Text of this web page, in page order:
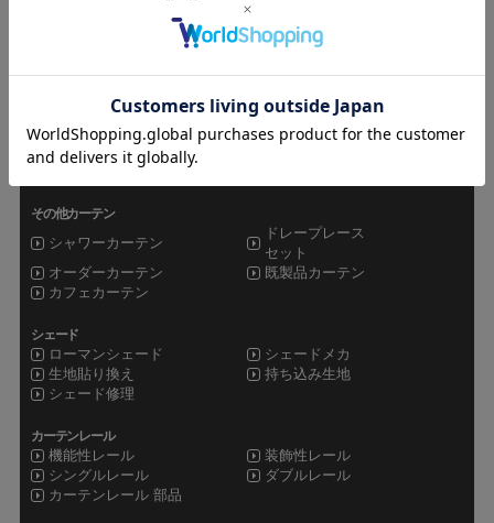
遮熱カーテン
持ち込み生地で
レースカーテン
ミラーレース
非ミラーレース
UVカットレース
その他カーテン
シャワーカーテン
ドレープレース
セット
オーダーカーテン
既製品カーテン
カフェカーテン
シェード
ローマンシェード
シェードメカ
生地貼り換え
持ち込み生地
シェード修理
カーテンレール
機能性レール
装飾性レール
シングルレール
ダブルレール
カーテンレール 部品